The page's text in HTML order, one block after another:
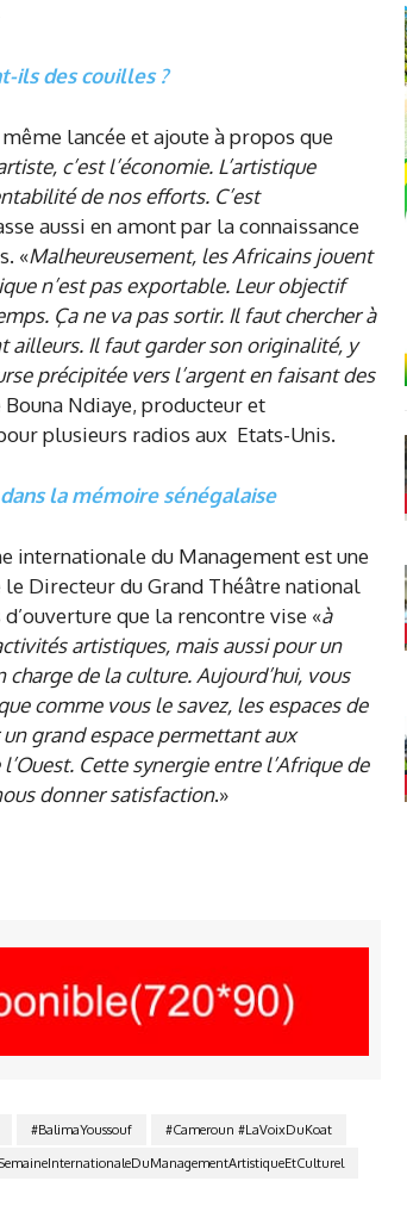
ils des couilles ?
lancée et ajoute à propos que
c’est l’économie. L’artistique
de nos efforts. C’est
aussi en amont par la connaissance
«Malheureusement, les Africains jouent
n’est pas exportable. Leur objectif
Ça ne va pas sortir. Il faut chercher à
ailleurs. Il faut garder son originalité, y
précipitée vers l’argent en faisant des
Ndiaye, producteur et
plusieurs radios aux Etats-Unis.
la mémoire sénégalaise
internationale du Management est une
Directeur du Grand Théâtre national
que la rencontre vise «à
artistiques, mais aussi pour un
de la culture. Aujourd’hui, vous
comme vous le savez, les espaces de
grand espace permettant aux
Cette synergie entre l’Afrique de
donner satisfaction.»
#BalimaYoussouf
#Cameroun #LaVoixDuKoat